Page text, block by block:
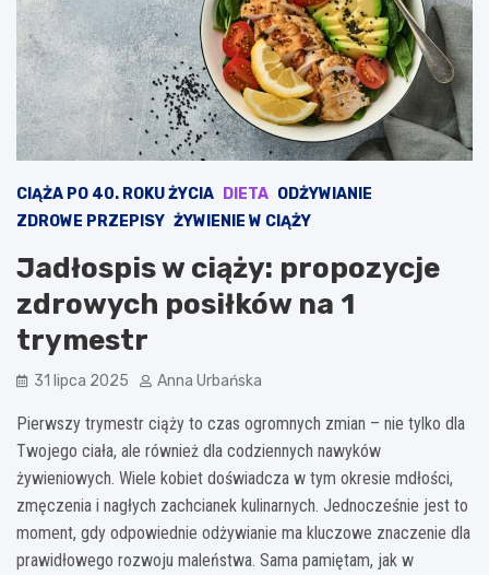
CIĄŻA PO 40. ROKU ŻYCIA DIETA ODŻYWIANIE
ZDROWE PRZEPISY ŻYWIENIE W CIĄŻY
Jadłospis w ciąży: propozycje
zdrowych posiłków na 1
trymestr
31 lipca 2025 Anna Urbańska
Pierwszy trymestr ciąży to czas ogromnych zmian – nie tylko dla
Twojego ciała, ale również dla codziennych nawyków
żywieniowych. Wiele kobiet doświadcza w tym okresie mdłości,
zmęczenia i nagłych zachcianek kulinarnych. Jednocześnie jest to
moment, gdy odpowiednie odżywianie ma kluczowe znaczenie dla
prawidłowego rozwoju maleństwa. Sama pamiętam, jak w